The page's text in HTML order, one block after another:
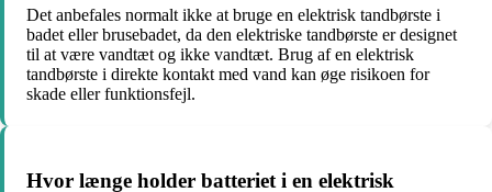
Det anbefales normalt ikke at bruge en elektrisk tandbørste i
badet eller brusebadet, da den elektriske tandbørste er designet
til at være vandtæt og ikke vandtæt. Brug af en elektrisk
tandbørste i direkte kontakt med vand kan øge risikoen for
skade eller funktionsfejl.
Hvor længe holder batteriet i en elektrisk